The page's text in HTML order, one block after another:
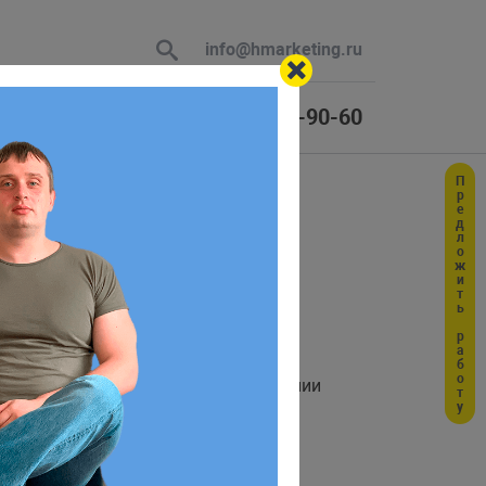
info@hmarketing.ru
+7 (925) 464-90-60
функции, при повторном присвоении
когда будет генерироваться
ответ
с учетом
Предложить работу